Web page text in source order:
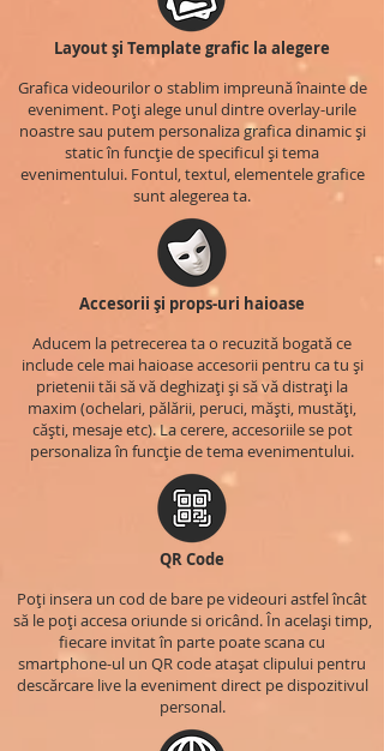
Layout și Template grafic la alegere
Grafica videourilor o stablim impreună înainte de
eveniment. Poți alege unul dintre overlay-urile
noastre sau putem personaliza grafica dinamic și
static în funcție de specificul și tema
evenimentului. Fontul, textul, elementele grafice
sunt alegerea ta.
Accesorii și props-uri haioase
Aducem la petrecerea ta o recuzită bogată ce
include cele mai haioase accesorii pentru ca tu și
prietenii tăi să vă deghizați și să vă distrați la
maxim (ochelari, pălării, peruci, măști, mustăți,
căști, mesaje etc). La cerere, accesoriile se pot
personaliza în funcție de tema evenimentului.
QR Code
Poți insera un cod de bare pe videouri astfel încât
să le poți accesa oriunde si oricând. În același timp,
fiecare invitat în parte poate scana cu
smartphone-ul un QR code atașat clipului pentru
descărcare live la eveniment direct pe dispozitivul
personal.